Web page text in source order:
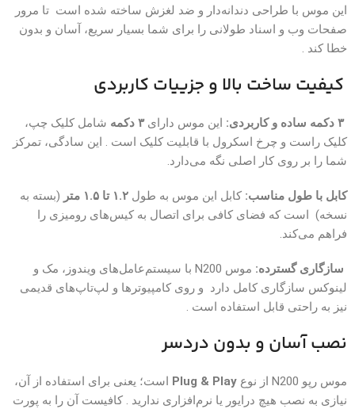
این موس با طراحی دندانه‌دار و ضد لغزش ساخته شده است تا مرور
صفحات وب و اسناد طولانی را برای شما بسیار سریع، آسان و بدون
خطا کند .
کیفیت ساخت بالا و جزییات کاربردی
۳ دکمه ساده و کاربردی: این موس دارای۳ دکمه
شامل کلیک چپ،
کلیک راست و چرخ اسکرول با قابلیت کلیک است . این سادگی، تمرکز
شما را بر روی کار اصلی نگه می‌دارد.
کابل با طول مناسب: کابل این موس به طول ۱.۲ تا ۱.۵ متر
(بسته به
نسخه) است که فضای کافی برای اتصال به کیس‌های رومیزی را
فراهم می‌کند.
سازگاری گسترده:
موس N200 با سیستم‌عامل‌های ویندوز، مک و
لینوکس سازگاری کامل دارد و روی کامپیوترها و لپ‌تاپ‌های قدیمی
نیز به راحتی قابل استفاده است .
نصب آسان و بدون دردسر
موس رپو N200 از نوع Plug & Play است؛ یعنی برای استفاده از آن،
نیازی به نصب هیچ درایور یا نرم‌افزاری ندارید . کافیست آن را به پورت